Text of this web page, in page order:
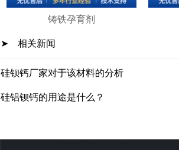
铸铁孕育剂
➤ 相关新闻
硅钡钙厂家对于该材料的分析
硅铝钡钙的用途是什么？